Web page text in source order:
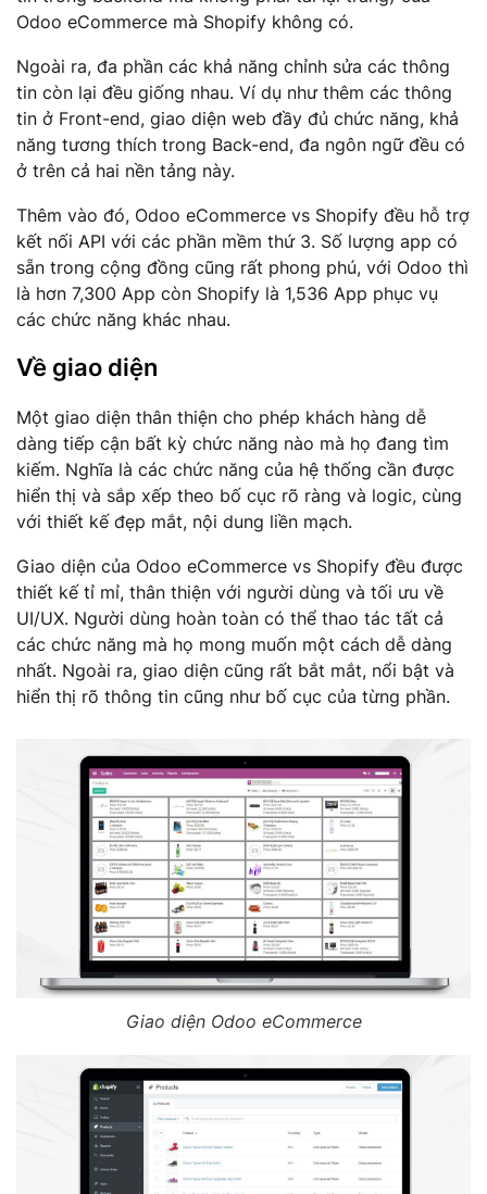
Odoo eCommerce mà Shopify không có.
Ngoài ra, đa phần các khả năng chỉnh sửa các thông
tin còn lại đều giống nhau. Ví dụ như thêm các thông
tin ở Front-end, giao diện web đầy đủ chức năng, khả
năng tương thích trong Back-end, đa ngôn ngữ đều có
ở trên cả hai nền tảng này.
Thêm vào đó, Odoo eCommerce vs Shopify đều hỗ trợ
kết nối API với các phần mềm thứ 3. Số lượng app có
sẵn trong cộng đồng cũng rất phong phú, với Odoo thì
là hơn 7,300 App còn Shopify là 1,536 App phục vụ
các chức năng khác nhau.
Về giao diện
Một giao diện thân thiện cho phép khách hàng dễ
dàng tiếp cận bất kỳ chức năng nào mà họ đang tìm
kiếm. Nghĩa là các chức năng của hệ thống cần được
hiển thị và sắp xếp theo bố cục rõ ràng và logic, cùng
với thiết kế đẹp mắt, nội dung liền mạch.
Giao diện của Odoo eCommerce vs Shopify đều được
thiết kế tỉ mỉ, thân thiện với người dùng và tối ưu về
UI/UX. Người dùng hoàn toàn có thể thao tác tất cả
các chức năng mà họ mong muốn một cách dễ dàng
nhất. Ngoài ra, giao diện cũng rất bắt mắt, nổi bật và
hiển thị rõ thông tin cũng như bố cục của từng phần.
Giao diện Odoo eCommerce